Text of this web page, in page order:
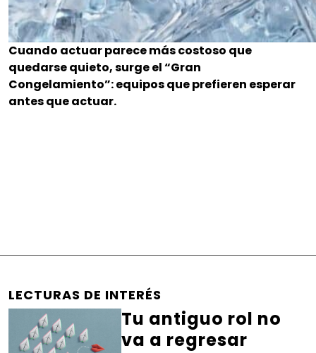
Cuando actuar parece más costoso que
quedarse quieto, surge el “Gran
Congelamiento”: equipos que prefieren esperar
antes que actuar.
LECTURAS DE INTERÉS
Tu antiguo rol no
va a regresar